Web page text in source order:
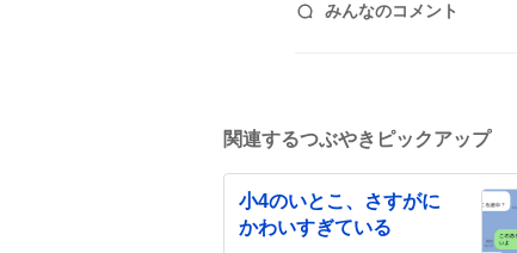
みんなのコメント
関連するつぶやきピックアップ
小4のいとこ、さすがに
かわいすぎている